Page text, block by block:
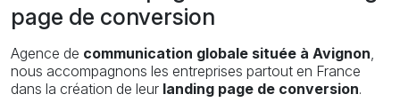
page de conversion
Agence de communication globale située à Avignon
nous accompagnons les entreprises partout en France
dans la création de leur landing page de conversion.